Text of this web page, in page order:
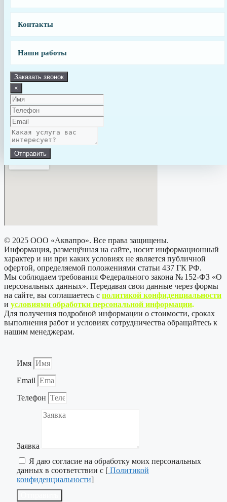
Контакты
Наши работы
Заказать звонок
×
Отправить
МЕНЮ:
Обслуживание
Строительство
Статьи
Прайсы
Наши работы
Контакты
© 2025 ООО «Аквапро». Все права защищены.
Информация, размещённая на сайте, носит информационный
характер и ни при каких условиях не является публичной
офертой, определяемой положениями статьи 437 ГК РФ.
Мы соблюдаем требования Федерального закона № 152-ФЗ «О
персональных данных». Передавая свои данные через формы
на сайте, вы соглашаетесь с политикой конфиденциальности
и условиями обработки персональной информации.
Для получения подробной информации о стоимости, сроках
выполнения работ и условиях сотрудничества обращайтесь к
нашим менеджерам.
Имя
Email
Телефон
Заявка
Я даю согласие на обработку моих персональных
данных в соответствии с [ Политикой
конфиденциальности]